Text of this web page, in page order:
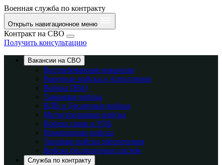
Военная служба по контракту
Открыть навигационное меню
Контракт на СВО
Получить консультацию
Вакансии на СВО
Востребованные вакансии
Ракетные войска и Артиллерия
Войска ПВО
Танковые войска
ВДВ и Десантные войска
Мотострелковые войска
Войска связи и РЭБ
Инженерные войска
Тыловые войска обеспечения
Войска беспилотных систем
Служба по контракту